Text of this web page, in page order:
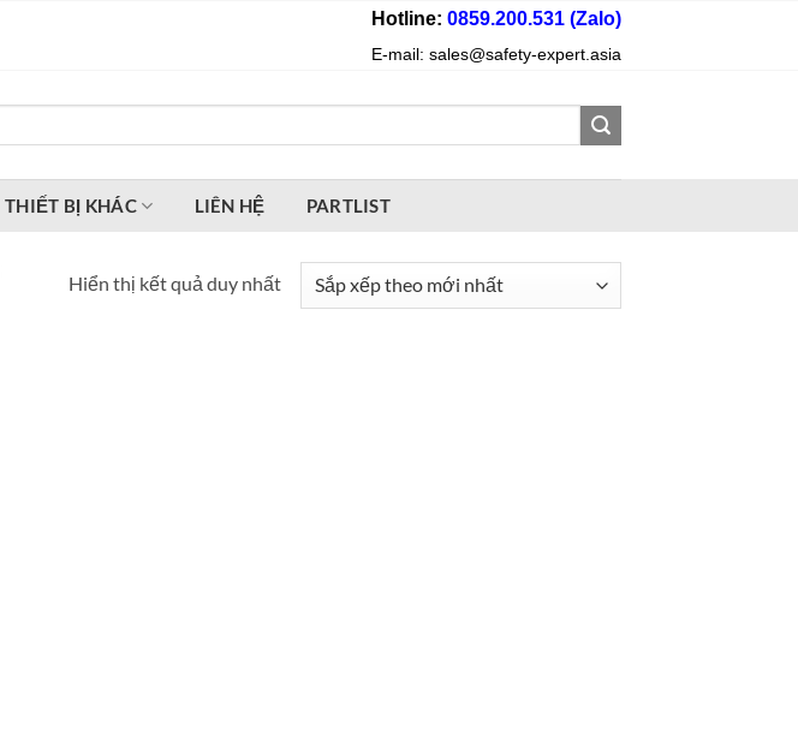
Hotline: 0859.200.531 (Zalo)
E-mail: sales@safety-expert.asia
THIẾT BỊ KHÁC LIÊN HỆ PARTLIST
Hiển thị kết quả duy nhất